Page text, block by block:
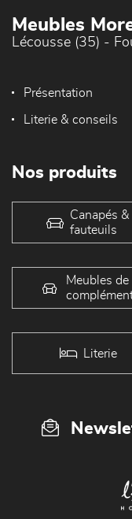
Meubles
Lécousse (35) -
Présentation
Literie & conseils
Nos produits
Canapés &
fauteuils
Meubles de
Literie